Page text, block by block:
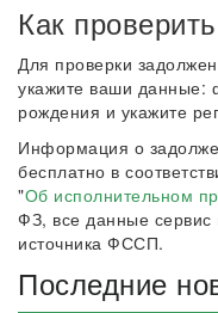
Как
Для проверки
укажите ваши данные:
рождения и укажите
Информация о
бесплатно в
"Об исполнительном
ФЗ, все данные сервис
источника ФССП.
Последние